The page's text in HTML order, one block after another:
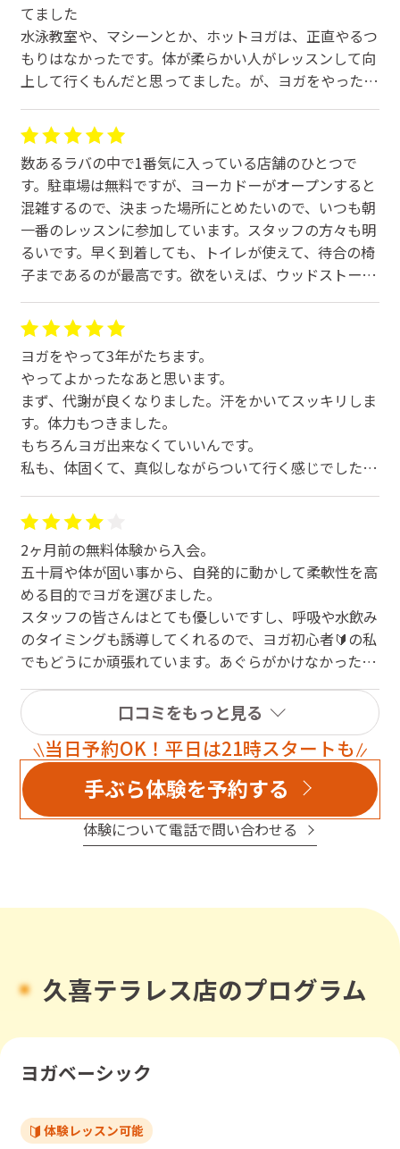
てました
水泳教室や、マシーンとか、ホットヨガは、正直やるつ
もりはなかったです。体が柔らかい人がレッスンして向
上して行くもんだと思ってました。が、ヨガをやった事
して本当に先生に体が硬いからとぜんぜん出来ないけど
と話して、周りも気にしてレッスンしたけど、汗いっぱ
いかいてスッキリ、レッスン始まると周りは気にするの
はなく、清々しい気持ちでレッスン終了しました。先生
たちの声がけしてくれて、しっかりサポートしてくれ
て、そこに嬉しくて、入会しました。今も通っています
が、先生たちの優しさは今も変わりありません。
人と比べないで、今出来る自分でいいんですといつも言
ってくれます。とても親身になって楽しいと感じます
代謝もよくなり、楽しいです
ぜひ体験レッスンだけでもやってみてください。
あと、ヨガした事ない方で、体験レッスン受けたいと思
う方は、スクリーン予約ではなく、先生たちのレッスン
受けてほしいです。
まずは、リラックスヨガや、美腸ヨガ、睡眠ヨガがおす
すめです
ヨガビギナーや、初級⚪︎⚪︎は、ヨガをしてない人だとき
数あるラバの中で1番気に入っている店舗のひとつで
す。駐車場は無料ですが、ヨーカドーがオープンすると
混雑するので、決まった場所にとめたいので、いつも朝
一番のレッスンに参加しています。スタッフの方々も明
るいです。早く到着しても、トイレが使えて、待合の椅
子まであるのが最高です。欲をいえば、ウッドストーン
ヨガをやって3年がたちます。
やってよかったなあと思います。
まず、代謝が良くなりました。汗をかいてスッキリしま
す。体力もつきました。
もちろんヨガ出来なくていいんです。
私も、体固くて、真似しながらついて行く感じでした
けでした。
先生たちもとても親身になってくれます。
まずは体験してみて、決めてもいいと思います。日常で
は、動かせない所も出来なくても、レッスンして動かし
てますよ。
スタジオは、薄暗いので、周りを気にしなくて大丈夫で
す。
体にすごくいいと思います。
自分のペースで出来ます。
本当に手ぶらで大丈夫ですよ。
2ヶ月前の無料体験から入会。
五十肩や体が固い事から、自発的に動かして柔軟性を高
める目的でヨガを選びました。
スタッフの皆さんはとても優しいですし、呼吸や水飲み
のタイミングも誘導してくれるので、ヨガ初心者🔰の私
でもどうにか頑張れています。あぐらがかけなかった私
てきました。
いろんな強度のクラスがあるので、出来ないながらも楽
しく通えています。
施設は広くて清潔が保たれていると感じます。
昨今の値上げ事情は仕方がないのかもしれませんが、会
費がちよっとお高めなので星4つにしました。
お試し期間の後も続けたいので、どのプランにするか思
口コミをもっと見る
当日予約OK！平日は21時スタートも
手ぶら体験を予約する
体験について電話で問い合わせる
久喜テラレス店のプログラム
ヨガベーシック
体験レッスン可能